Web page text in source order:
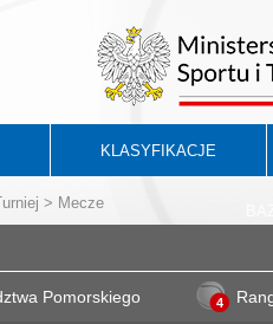
KLASYFIKACJE
> Mecze
Pomorskiego
4